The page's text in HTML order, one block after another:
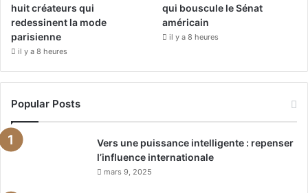
huit créateurs qui
redessinent la mode
parisienne
il y a 8 heures
qui bouscule le Sénat
américain
il y a 8 heures
Popular Posts
Vers une puissance intelligente : repenser
l’influence internationale
mars 9, 2025